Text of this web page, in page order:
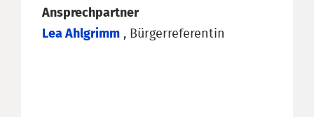
Ansprechpartner
Lea Ahlgrimm , Bürgerreferentin